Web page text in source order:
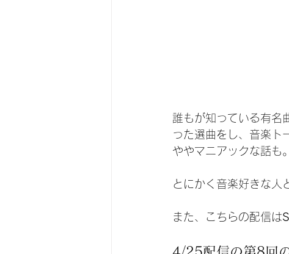
誰もが知っている有名
った選曲をし、音楽ト
ややマニアックな話も
とにかく音楽好きな人
また、こちらの配信は